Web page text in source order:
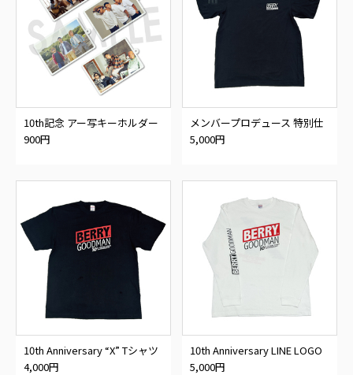
10th記念 アー写キーホルダー
900円
メンバープロデュース 特別仕
様Tシャツ
5,000円
10th Anniversary “X” Tシャツ
4,000円
10th Anniversary LINE LOGO
ロンT
5,000円